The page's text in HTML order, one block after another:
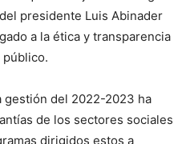
presidente Luis Abinader
a la ética y transparencia
gestión del 2022-2023 ha
de los sectores sociales
dirigidos estos a